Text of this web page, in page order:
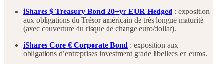
iShares $ Treasury Bond 20+yr EUR Hedged : exposition
aux obligations du Trésor américain de très longue maturité
(avec couverture du risque de change euro/dollar).
iShares Core € Corporate Bond : exposition aux
obligations d’entreprises investment grade libellées en euros.